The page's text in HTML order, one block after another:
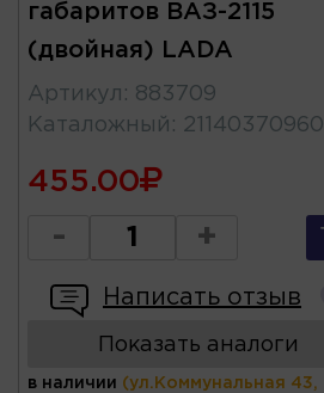
габаритов ВАЗ-2115
(двойная) LADA
Артикул : 883709
Каталожный :
455.00
- +
Написать отзыв
Показать аналоги
в наличии (ул.Коммунальная 43,